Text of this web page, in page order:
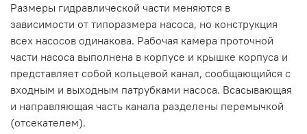
Размеры гидравлической части меняются в
зависимости от типоразмера насоса, но конструкция
всех насосов одинакова. Рабочая камера проточной
части насоса выполнена в корпусе и крышке корпуса и
представляет собой кольцевой канал, сообщающийся с
входным и выходным патрубками насоса. Всасывающая
и направляющая часть канала разделены перемычкой
(отсекателем).